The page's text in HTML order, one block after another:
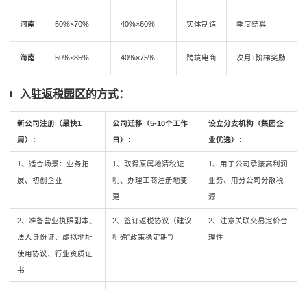
河南 50%×70% 40%×60% 实体制造 季度结算
海南 50%×85% 40%×75% 跨境电商 次月+阶梯奖励
入驻返税园区的方式：
新公司注册（最快1
周）：
公司迁移（5-10个工作
日）：
设立分支机构（集团企
业优选）：
1、适合场景：业务拓
展、初创企业
1、取得原属地清税证
明、 办理工商注册地变
更
1、用子公司承接高利润
业务、 用分公司分散税
源
2、准备营业执照副本、
法人身份证、 虚拟地址
使用协议、 行业资质证
书
2、签订返税协议（建议
明确"政策稳定期"）
2、注意关联交易定价合
理性